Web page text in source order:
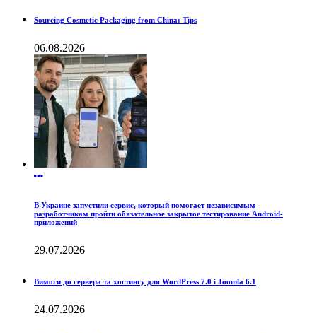
Sourcing Cosmetic Packaging from China: Tips
06.08.2026
В Украине запустили сервис, который помогает независимым
разработчикам пройти обязательное закрытое тестирование Android-
приложений
29.07.2026
Вимоги до сервера та хостингу для WordPress 7.0 і Joomla 6.1
24.07.2026